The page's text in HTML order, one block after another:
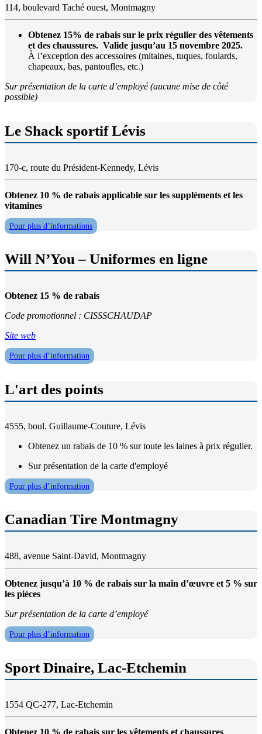
114, boulevard Taché ouest, Montmagny
Obtenez 15% de rabais sur le prix régulier des vêtements
et des chaussures. Valide jusqu’au 15 novembre 2025.
À l’exception des accessoires (mitaines, tuques, foulards,
chapeaux, bas, pantoufles, etc.)
Sur présentation de la carte d’employé (aucune mise de côté
possible)
Le Shack sportif Lévis
170-c, route du Président-Kennedy, Lévis
Obtenez 10 % de rabais applicable sur les suppléments et les
vitamines
Pour plus d’informations
Will N’You – Uniformes en ligne
Obtenez 15 % de rabais
Code promotionnel : CISSSCHAUDAP
Site web
Pour plus d’information
L'art des points
4555, boul. Guillaume-Couture, Lévis
Obtenez un rabais de 10 % sur toute les laines à prix régulier.
Sur présentation de la carte d'employé
Pour plus d’information
Canadian Tire Montmagny
488, avenue Saint-David, Montmagny
Obtenez jusqu’à 10 % de rabais sur la main d’œuvre et 5 % sur
les pièces
Sur présentation de la carte d’employé
Pour plus d’information
Sport Dinaire, Lac-Etchemin
1554 QC-277, Lac-Etchemin
Obtenez 10 % de rabais sur les vêtements et chaussures